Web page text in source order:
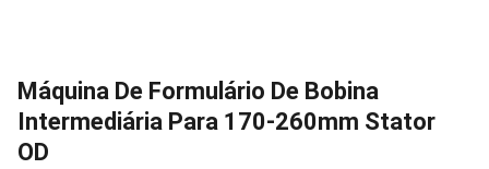
Máquina De Formulário De Bobina
Intermediária Para 170-260mm Stator
OD